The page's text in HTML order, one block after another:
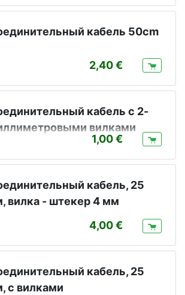
кабель 50cm
2,40
кабель с 2-
вилками
1,00
кабель, 25
вилка - штекер 4 мм
4,00
кабель, 25
с вилками